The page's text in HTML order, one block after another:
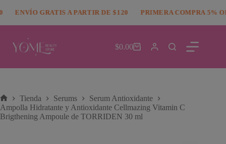
al
ENVÍO GRATIS A PARTIR DE $120 PRIMERA COMPRA 5%
Carro
compra
$0.00
Inicio
Tienda Serums
Serum Antioxidante
Ampolla Hidratante y Antioxidante Cellmazing Vitamin C
Brigthening Ampoule de TORRIDEN 30 ml